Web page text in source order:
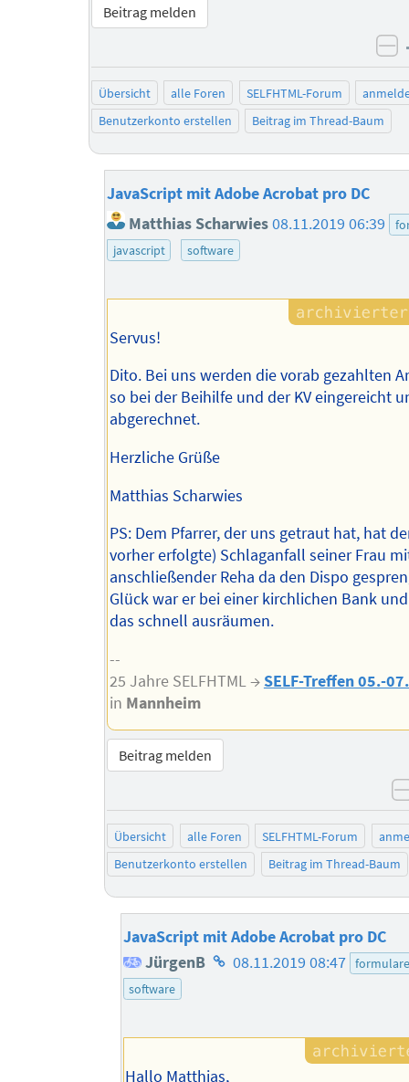
Beitrag melden
Übersicht alle Foren SELFHTML-Forum
Benutzerkonto erstellen
Beitrag im Thread-Baum
JavaScript mit Adobe Acrobat pro DC
Matthias Scharwies08.11.2019 06:39
javascript
software
Servus!
Dito. Bei uns werden die vorab gezahlten
so bei der Beihilfe und der KV eingereicht
abgerechnet.
Herzliche Grüße
Matthias Scharwies
PS: Dem Pfarrer, der uns getraut hat, hat
vorher erfolgte) Schlaganfall seiner Frau
anschließender Reha da den Dispo
Glück war er bei einer kirchlichen Bank
das schnell ausräumen.
--
25 Jahre SELFHTML →SELF-Treffen 05.-
in Mannheim
Beitrag melden
Übersicht alle Foren SELFHTML-Forum
Benutzerkonto erstellen
Beitrag im Thread-Baum
JavaScript mit Adobe Acrobat pro DC
JürgenB Homepage
08.11.2019 08:47
software
Hallo Matthias,